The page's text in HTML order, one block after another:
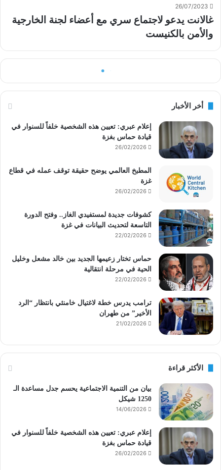
26/07/2023
غالانت يدعو لاجتماع سري مع أعضاء لجنة الخارجية
والأمن بالكنيست
أخر الأخبار
إعلام عبري: تعيين هذه الشخصية خلفاً للسنوار في
قيادة حماس بغزة
26/02/2026
المطبخ العالمي يوضح حقيقة توقف عمله في قطاع
غزة
26/02/2026
كشوفات جديدة لمستفيدي الغاز.. وفتح الدورة
التاسعة لتحديث البيانات في غزة
22/02/2026
حماس تختار زعيمها الجديد بين خالد مشعل وخليل
الحية في مرحلة انتقالية
22/02/2026
ترامب يدرس خطة لاغتيال خامنئي بانتظار “الرد
الأخير” من طهران
21/02/2026
الأكثر قراءة
بيان من التنمية الاجتماعية يحسم جدل مساعدة الـ
1250 شيكل
14/06/2026
إعلام عبري: تعيين هذه الشخصية خلفاً للسنوار في
قيادة حماس بغزة
26/02/2026